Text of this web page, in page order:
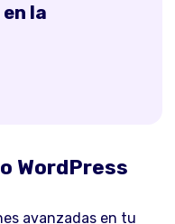
la
WordPress
avanzadas en tu